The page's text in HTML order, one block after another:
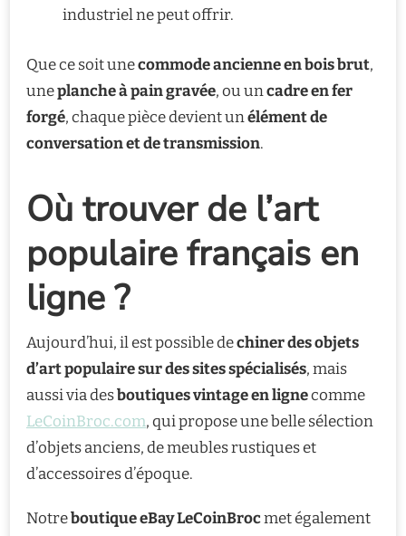
industriel ne peut offrir.
Que ce soit unecommode ancienne en bois brut,
uneplanche à pain gravée, ou uncadre en fer
forgé, chaque pièce devient unélément de
conversation et de transmission.
Où trouver de l’art
populaire français en
ligne ?
Aujourd’hui, il est possible dechiner des objets
d’art populaire sur des sites spécialisés, mais
aussi via desboutiques vintage en lignecomme
LeCoinBroc.com, qui propose une belle sélection
d’objets anciens, de meubles rustiques et
d’accessoires d’époque.
Notreboutique eBay LeCoinBrocmet également